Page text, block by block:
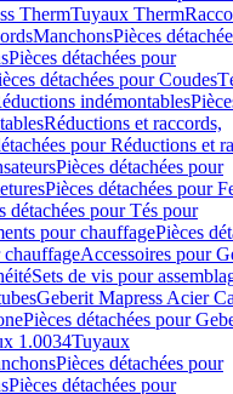
ThermTuyaux Therm
ManchonsPièces
Pièces détachées pour
détachées pour Coudes
indémontables
Réductions et raccords,
pour Réductions et
Pièces détachées pour
Pièces détachées pour
détachées pour Tés pour
pour chauffagePièces
chauffageAccessoires pour
Sets de vis pour
Geberit Mapress Acier
Pièces détachées pour
1.0034Tuyaux
Pièces détachées pour
Pièces détachées pour